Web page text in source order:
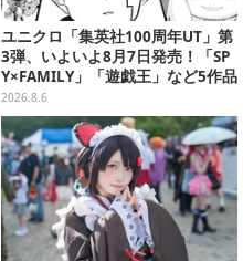
ユニクロ「集英社100周年UT」第
3弾、いよいよ8月7日発売！「SP
Y×FAMILY」「遊戯王」など5作品
をデザイン
2026.8.6